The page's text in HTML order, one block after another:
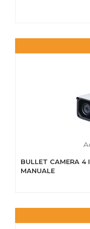
BULLET CAMERA 4
MANUALE